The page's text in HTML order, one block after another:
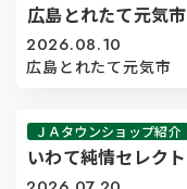
広島とれたて元気市
2026.08.10
広島とれたて元気市
ＪＡタウンショップ紹介
いわて純情セレクト